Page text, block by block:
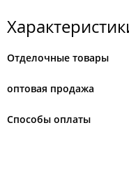
Отделочные товары
оптовая продажа
Способы оплаты